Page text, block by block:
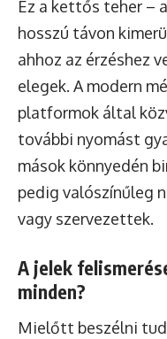
Ez a kettős teher –
hosszú távon
ahhoz az érzéshez
elegek. A modern
platformok által
további nyomást
mások könnyedén
pedig valószínűleg
vagy szervezettek.
A jelek
minden?
Mielőtt beszélni